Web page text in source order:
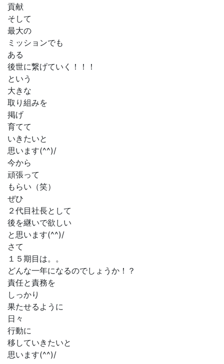
貢献
そして
最大の
ミッションでも
ある
後世に繋げていく！！！
という
大きな
取り組みを
掲げ
育てて
いきたいと
思います(^^)/
今から
頑張って
もらい（笑）
ぜひ
２代目社長として
後を継いで欲しい
と思います(^^)/
さて
１５期目は。。
どんな一年になるのでしょうか！？
責任と責務を
しっかり
果たせるように
日々
行動に
移していきたいと
思います(^^)/